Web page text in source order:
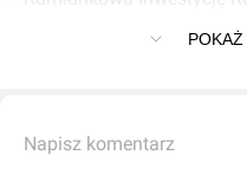
Oddanie do użytku IV kw.
Napisz komentarz